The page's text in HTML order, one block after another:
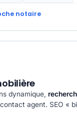
notaire
dynamique,
agent. SEO «